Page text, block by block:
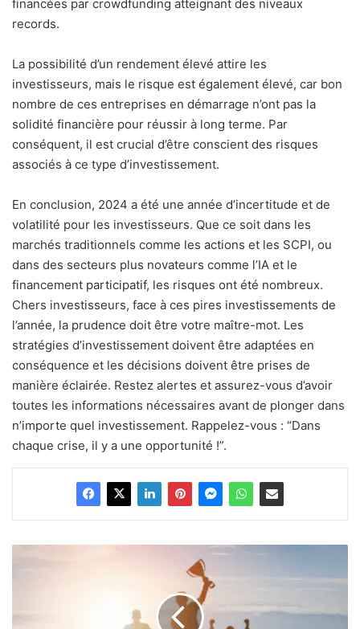
financées par crowdfunding atteignant des niveaux
records.
La possibilité d’un rendement élevé attire les
investisseurs, mais le risque est également élevé, car bon
nombre de ces entreprises en démarrage n’ont pas la
solidité financière pour réussir à long terme. Par
conséquent, il est crucial d’être conscient des risques
associés à ce type d’investissement.
En conclusion, 2024 a été une année d’incertitude et de
volatilité pour les investisseurs. Que ce soit dans les
marchés traditionnels comme les actions et les SCPI, ou
dans des secteurs plus novateurs comme l’IA et le
financement participatif, les risques ont été nombreux.
Chers investisseurs, face à ces pires investissements de
l’année, la prudence doit être votre maître-mot. Les
stratégies d’investissement doivent être adaptées en
conséquence et les décisions doivent être prises de
manière éclairée. Restez alertes et assurez-vous d’avoir
toutes les informations nécessaires avant de plonger dans
n’importe quel investissement. Rappelez-vous : “Dans
chaque crise, il y a une opportunité !”.